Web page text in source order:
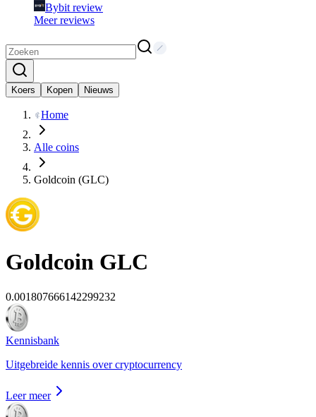
Bybit review
Meer reviews
Koers Kopen Nieuws
Home
Alle coins
Goldcoin (GLC)
Goldcoin GLC
0.001807666142299232
Kennisbank
Uitgebreide kennis over cryptocurrency
Leer meer